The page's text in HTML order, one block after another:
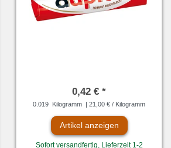
0,42 € *
0.019 Kilogramm | 21,00 € / Kilogramm
Artikel anzeigen
Sofort versandfertig, Lieferzeit 1-2